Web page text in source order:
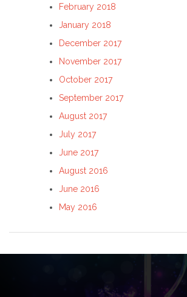
February 2018
January 2018
December 2017
November 2017
October 2017
September 2017
August 2017
July 2017
June 2017
August 2016
June 2016
May 2016